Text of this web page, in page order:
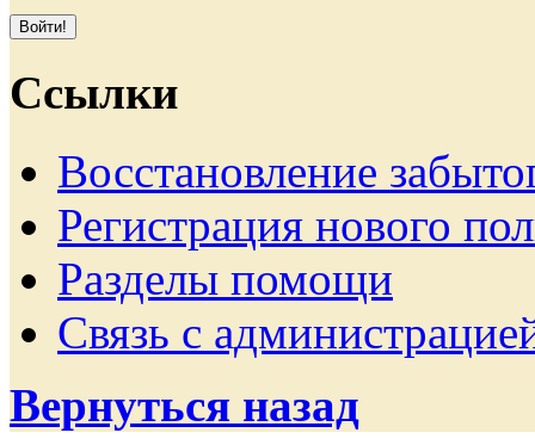
Ссылки
Восстановление
Регистрация нового
Разделы помощи
Связь с
Вернуться назад